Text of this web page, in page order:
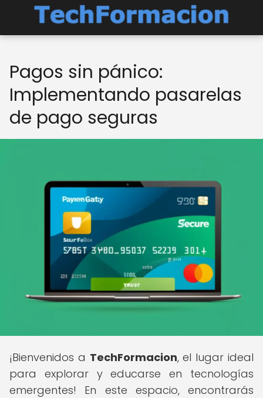
Pagos sin pánico:
Implementando pasarelas
de pago seguras
¡Bienvenidos a TechFormacion, el lugar ideal
para explorar y educarse en tecnologías
emergentes! En este espacio, encontrarás